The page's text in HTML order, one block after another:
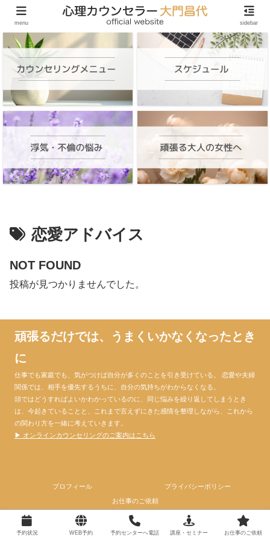
頑張る大人の女性のためのオンラインカウンセリング
恋愛アドバイス
NOT FOUND
投稿が見つかりませんでした。
頑張るだけでは、うまくいかなくなったとき
に
仕事でも家庭でも、気がつけば自分が多くのことを引き受けている。 恋愛や夫婦
関係では、相手を優先するうちに、自分の気持ちがわからなくなる。
頭ではどうすればよいかわかっているのに、同じ悩みを繰り返してしまうとき
は、今起きていることと、これまで言えずにきた感情を整理しながら、これから
の関わり方を一緒に考えていきます。
▶ オンラインカウンセリングのご案内はこちら
プロフィール
プライバシーポリシー
お仕事のご依頼
© 2024 心理カウンセラー大門昌代official website.
menu sidebar
予約状況 WEB予約 予約センターへ電話 講座・セミナー お仕事のご依頼